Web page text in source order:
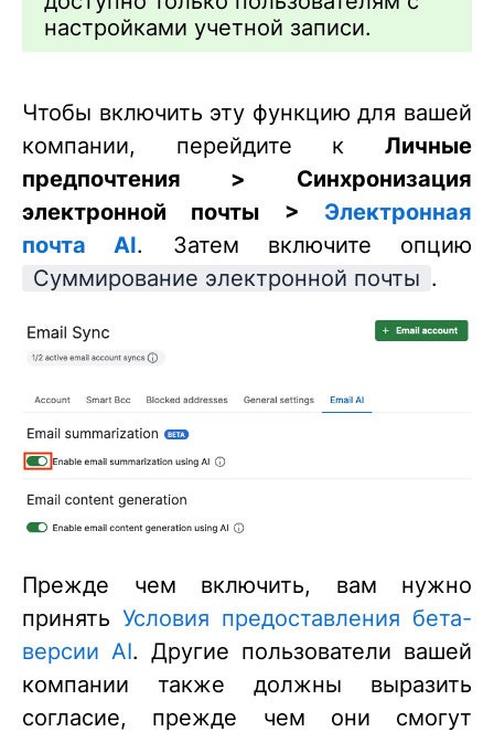
настройками учетной записи.
Чтобы включить эту функцию для вашей
компании, перейдите к Личные
предпочтения >
Синхронизация
электронной почты > Электронная
почта AI. Затем включите опцию
Суммирование электронной почты .
Прежде чем включить, вам нужно
принять Условия предоставления бета-
версии AI. Другие пользователи вашей
компании также должны выразить
согласие, прежде чем они смогут